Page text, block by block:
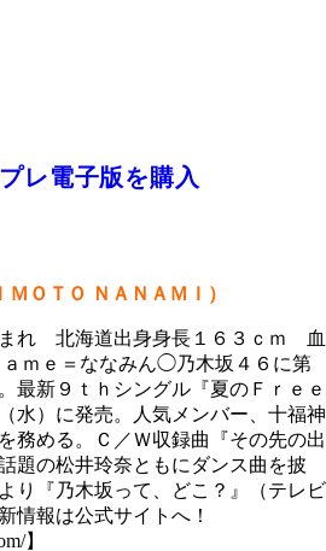
レ電子版を購入
ＯＴＯ ＮＡＮＡＭＩ）
まれ 北海道出身身長１６３ｃｍ 血
ｍｅ＝ななみん◯乃木坂４６に第
最新９ｔｈシングル『夏のＦｒｅｅ
水）に発売。人気メンバー、十福神
務める。Ｃ／Ｗ収録曲『その先の出
題の松井玲奈ともにダンス曲を披
り『乃木坂って、どこ？』（テレビ
報は公式サイトへ！
】